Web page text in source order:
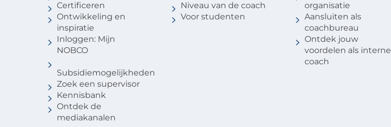
Certificeren
Ontwikkeling en
inspiratie
Inloggen: Mijn
NOBCO
Subsidiemogelijkheden
Zoek een supervisor
Kennisbank
Ontdek de
mediakanalen
Niveau van de coach
Voor studenten
organisatie
Aansluiten als
coachbureau
Ontdek jouw
voordelen als interne
coach